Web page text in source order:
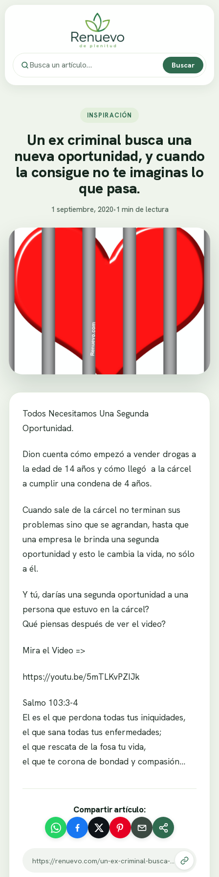
Buscar
INSPIRACIÓN
Un ex criminal busca una
nueva oportunidad, y cuando
la consigue no te imaginas lo
que pasa.
1 septiembre, 2020•1 min de lectura
Todos Necesitamos Una Segunda
Oportunidad.
Dion cuenta cómo empezó a vender drogas a
la edad de 14 años y cómo llegó a la cárcel
a cumplir una condena de 4 años.
Cuando sale de la cárcel no terminan sus
problemas sino que se agrandan, hasta que
una empresa le brinda una segunda
oportunidad y esto le cambia la vida, no sólo
a él.
Y tú, darías una segunda oportunidad a una
persona que estuvo en la cárcel?
Qué piensas después de ver el video?
Mira el Video =>
https://youtu.be/5mTLKvPZIJk
Salmo 103:3-4
El es el que perdona todas tus iniquidades,
el que sana todas tus enfermedades;
el que rescata de la fosa tu vida,
el que te corona de bondad y compasión…
Compartir artículo:
https://renuevo.com/un-ex-criminal-busca-una-nueva-oportunidad-y-cuando-la-consigue-no-te-imaginas-lo-que-pasa.html